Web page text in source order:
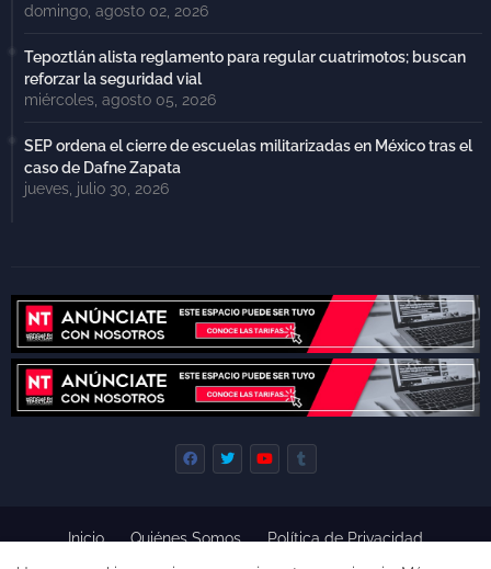
domingo, agosto 02, 2026
Tepoztlán alista reglamento para regular cuatrimotos; buscan
reforzar la seguridad vial
miércoles, agosto 05, 2026
SEP ordena el cierre de escuelas militarizadas en México tras el
caso de Dafne Zapata
jueves, julio 30, 2026
Inicio Quiénes Somos
Política de Privacidad
Derecho de Réplica
Términos y Condiciones de Uso